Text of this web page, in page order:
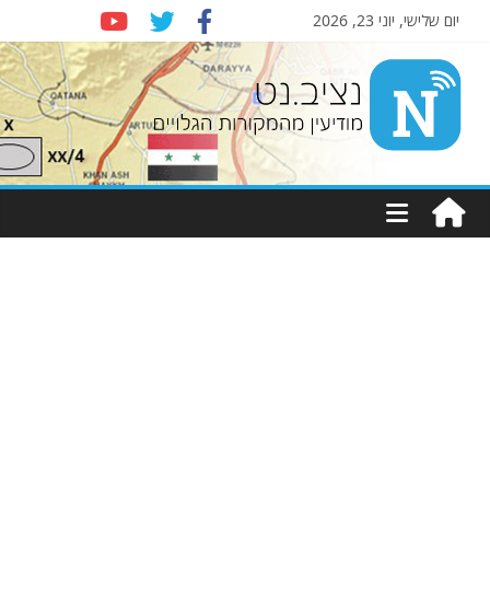
יום שלישי, יוני 23, 2026
Nziv.net
מודיעין
מהמקורות